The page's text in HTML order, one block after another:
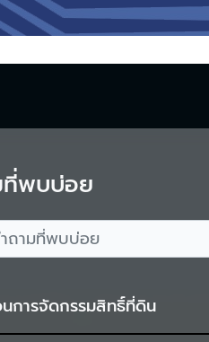
ที่พบบ่อย
การจัดกรรมสิทธิ์ที่ดิน